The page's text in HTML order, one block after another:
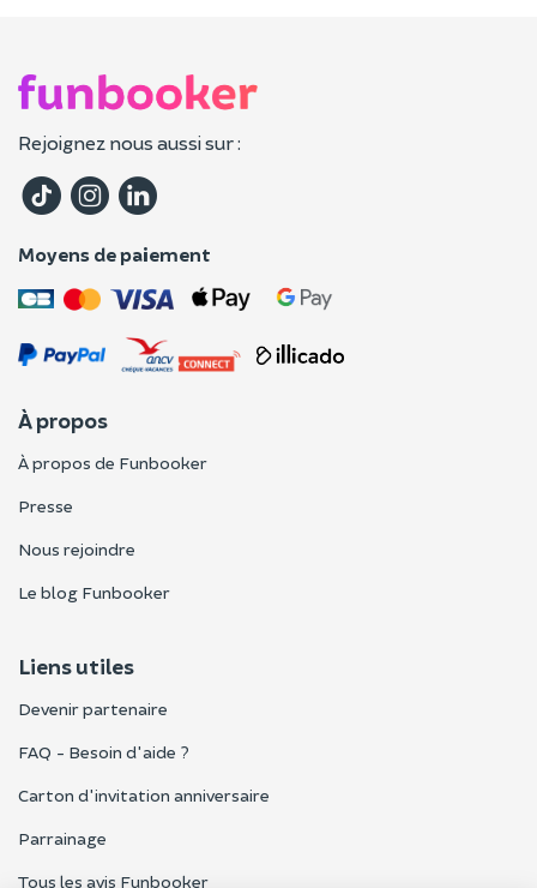
Rejoignez nous aussi sur :
Moyens de paiement
À propos
À propos de Funbooker
Presse
Nous rejoindre
Le blog Funbooker
Liens utiles
Devenir partenaire
FAQ - Besoin d'aide ?
Carton d'invitation anniversaire
Parrainage
Tous les avis Funbooker